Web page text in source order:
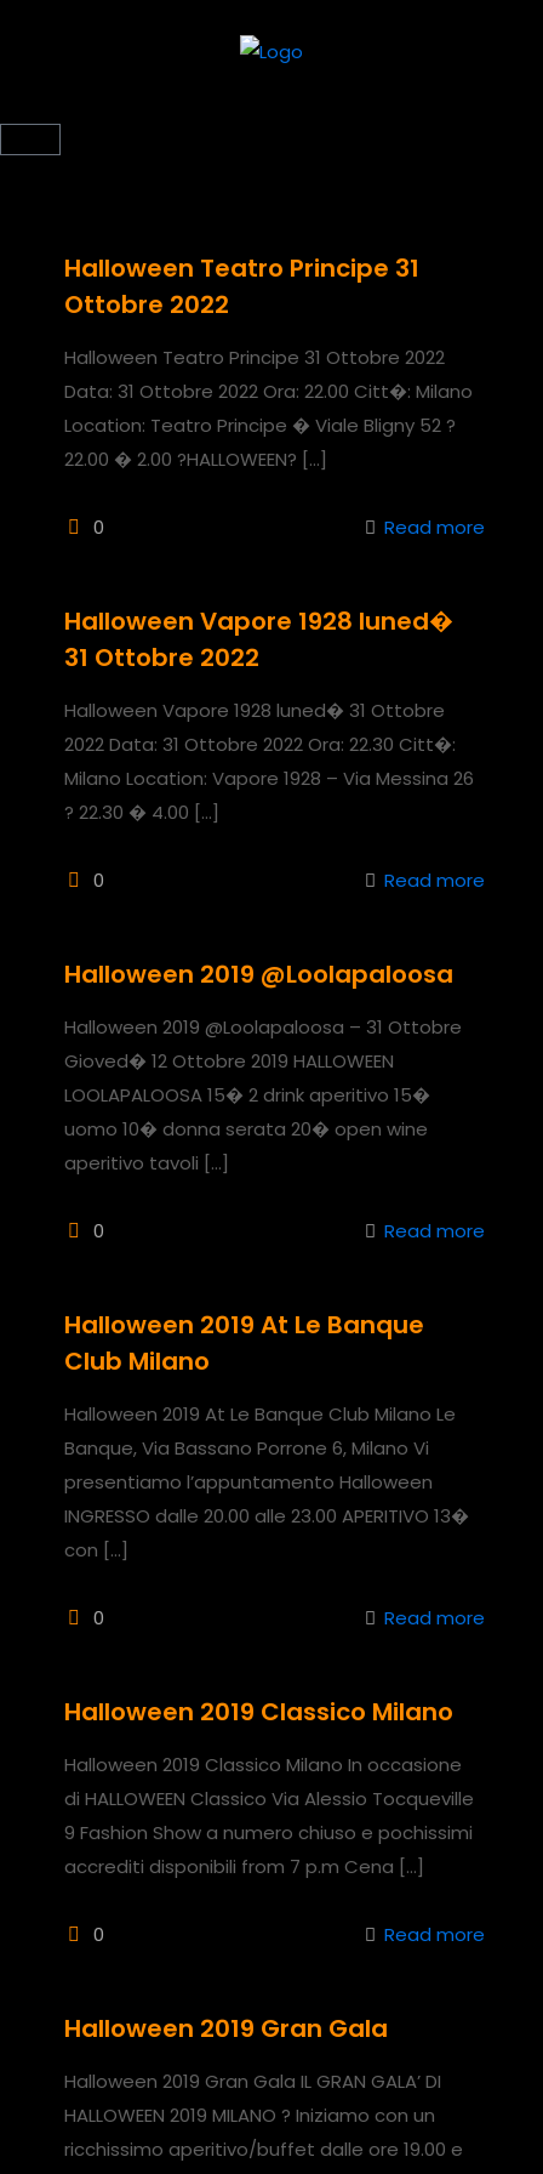
Halloween Teatro Principe 31
Ottobre 2022
Halloween Teatro Principe 31 Ottobre 2022
Data: 31 Ottobre 2022 Ora: 22.00 Citt�: Milano
Location: Teatro Principe � Viale Bligny 52 ?
22.00 � 2.00 ?HALLOWEEN? […]
0 Read more
Halloween Vapore 1928 luned�
31 Ottobre 2022
Halloween Vapore 1928 luned� 31 Ottobre
2022 Data: 31 Ottobre 2022 Ora: 22.30 Citt�:
Milano Location: Vapore 1928 – Via Messina 26
? 22.30 � 4.00 […]
0 Read more
Halloween 2019 @Loolapaloosa
Halloween 2019 @Loolapaloosa – 31 Ottobre
Gioved� 12 Ottobre 2019 HALLOWEEN
LOOLAPALOOSA 15� 2 drink aperitivo 15�
uomo 10� donna serata 20� open wine
aperitivo tavoli […]
0 Read more
Halloween 2019 At Le Banque
Club Milano
Halloween 2019 At Le Banque Club Milano Le
Banque, Via Bassano Porrone 6, Milano Vi
presentiamo l’appuntamento Halloween
INGRESSO dalle 20.00 alle 23.00 APERITIVO 13�
con […]
0 Read more
Halloween 2019 Classico Milano
Halloween 2019 Classico Milano In occasione
di HALLOWEEN Classico Via Alessio Tocqueville
9 Fashion Show a numero chiuso e pochissimi
accrediti disponibili from 7 p.m Cena […]
0 Read more
Halloween 2019 Gran Gala
Halloween 2019 Gran Gala IL GRAN GALA’ DI
HALLOWEEN 2019 MILANO ? Iniziamo con un
ricchissimo aperitivo/buffet dalle ore 19.00 e